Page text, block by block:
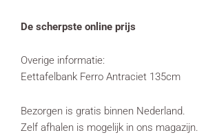
De scherpste online prijs
Overige informatie:
Eettafelbank Ferro Antraciet 135cm
Bezorgen is gratis binnen Nederland.
Zelf afhalen is mogelijk in ons magazijn.